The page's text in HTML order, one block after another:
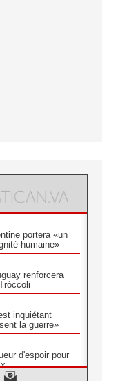
portera «un
humaine»
renforcera
inquiétant
la guerre»
d'espoir pour